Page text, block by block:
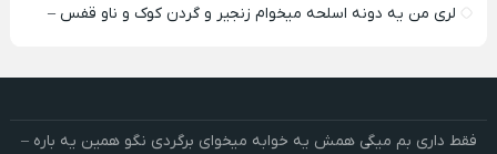
لری من یه دونه اسلحه میخوام زﻧﺠﻴﺮ و ﮔﺮدن ﻛﻮک و ﻧﺎو ﻗﻔﺲ –
فقط داری بم میگی همش یه خوابه میخوای برگردی نگو همین یه باره –